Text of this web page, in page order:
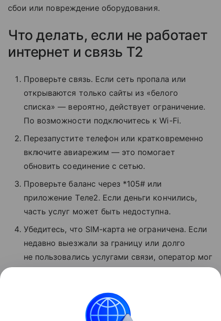
сбои или повреждение оборудования.
Что делать, если не работает
интернет и связь T2
Проверьте связь. Если сеть пропала или
открываются только сайты из «белого
списка» — вероятно, действует ограничение.
По возможности подключитесь к Wi-Fi.
Перезапустите телефон или кратковременно
включите авиарежим — это помогает
обновить соединение с сетью.
Проверьте баланс через *105# или
приложение Tеле2. Если деньги кончились,
часть услуг может быть недоступна.
Убедитесь, что SIM-карта не ограничена. Если
недавно выезжали за границу или долго
не пользовались услугами связи, оператор мог
в поддержку по номеру 611 с мобильного T2.